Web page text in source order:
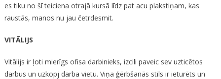
es tiku no šī teiciena otrajā kursā līdz pat acu plakstiņam, kas
raustās, manos nu jau četrdesmit.
VITĀLIJS
Vitālijs ir ļoti mierīgs ofisa darbinieks, izcili paveic sev uzticētos
darbus un uzkopj darba vietu. Viņa ģērbšanās stils ir ieturēts un